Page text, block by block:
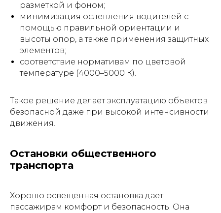
разметкой и фоном;
минимизация ослепления водителей с
помощью правильной ориентации и
высоты опор, а также применения защитных
элементов;
соответствие нормативам по цветовой
температуре (4000–5000 К).
Такое решение делает эксплуатацию объектов
безопасной даже при высокой интенсивности
движения.
Остановки общественного
транспорта
Хорошо освещенная остановка дает
пассажирам комфорт и безопасность. Она